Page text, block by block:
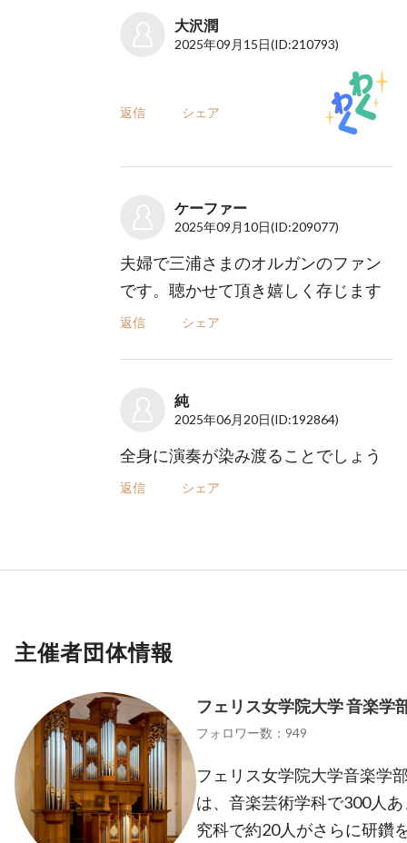
大沢潤
2025年09月15日(ID:210793)
返信 シェア
ケーファー
2025年09月10日(ID:209077)
夫婦で三浦さまのオルガンのファン
です。聴かせて頂き嬉しく存じます
返信 シェア
純
2025年06月20日(ID:192864)
全身に演奏が染み渡ることでしょう
返信 シェア
主催者団体情報
フェリス女学院大学 音楽学
フォロワー数：949
フェリス女学院大学音楽学
は、音楽芸術学科で300人
究科で約20人がさらに研鑽